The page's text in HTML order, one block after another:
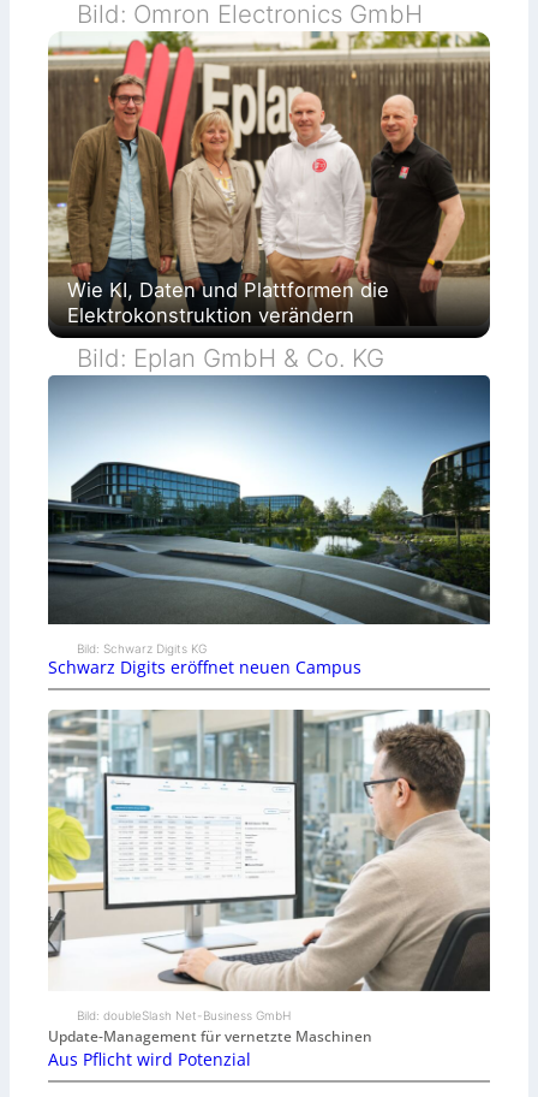
Bild: Omron Electronics GmbH
Wie KI, Daten und Plattformen die
Elektrokonstruktion verändern
Bild: Eplan GmbH & Co. KG
Bild: Schwarz Digits KG
Schwarz Digits eröffnet neuen Campus
Bild: doubleSlash Net-Business GmbH
Update-Management für vernetzte Maschinen
Aus Pflicht wird Potenzial